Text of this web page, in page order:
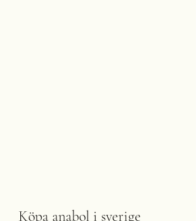
Köpa anabol i sverige